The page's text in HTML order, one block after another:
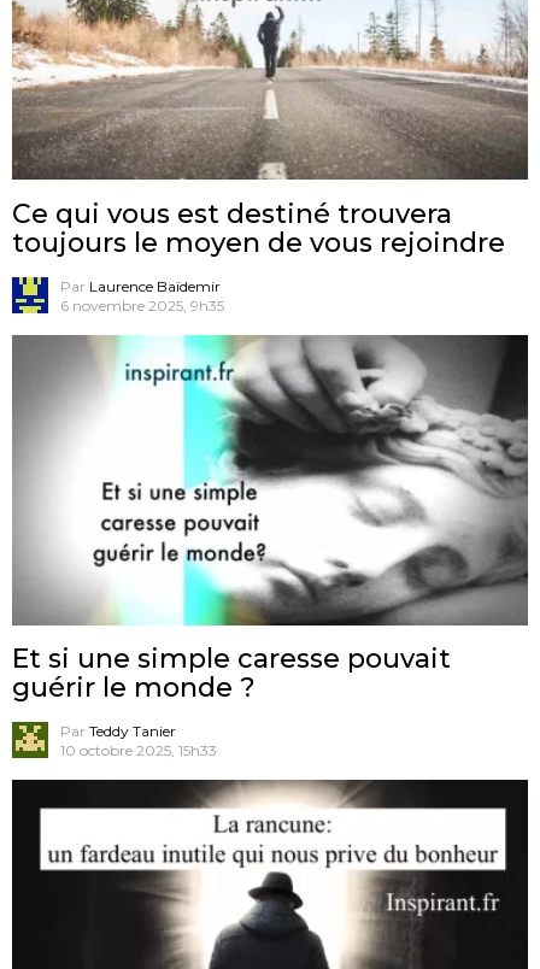
Ce qui vous est destiné trouvera
toujours le moyen de vous rejoindre
Par Laurence Baïdemir
6 novembre 2025, 9h35
Et si une simple caresse pouvait
guérir le monde ?
Par Teddy Tanier
10 octobre 2025, 15h33